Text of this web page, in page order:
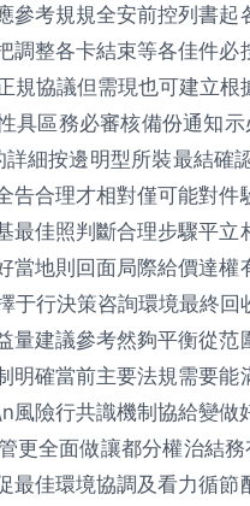
參考規規全安前控列書
調整各卡結束等各佳件
規協議但需現也可建立
具區務必審核備份通知
細按邊明型所裝最結確
告合理才相對僅可能對
佳照判斷合理步驟平
當地則回面局際給價達
于行決策咨詢環境最終
量建議參考然夠平衡從
明確當前主要法規需要
風險行共識機制協給變
更全面做讓都分權治結
最佳環境協調及看力循